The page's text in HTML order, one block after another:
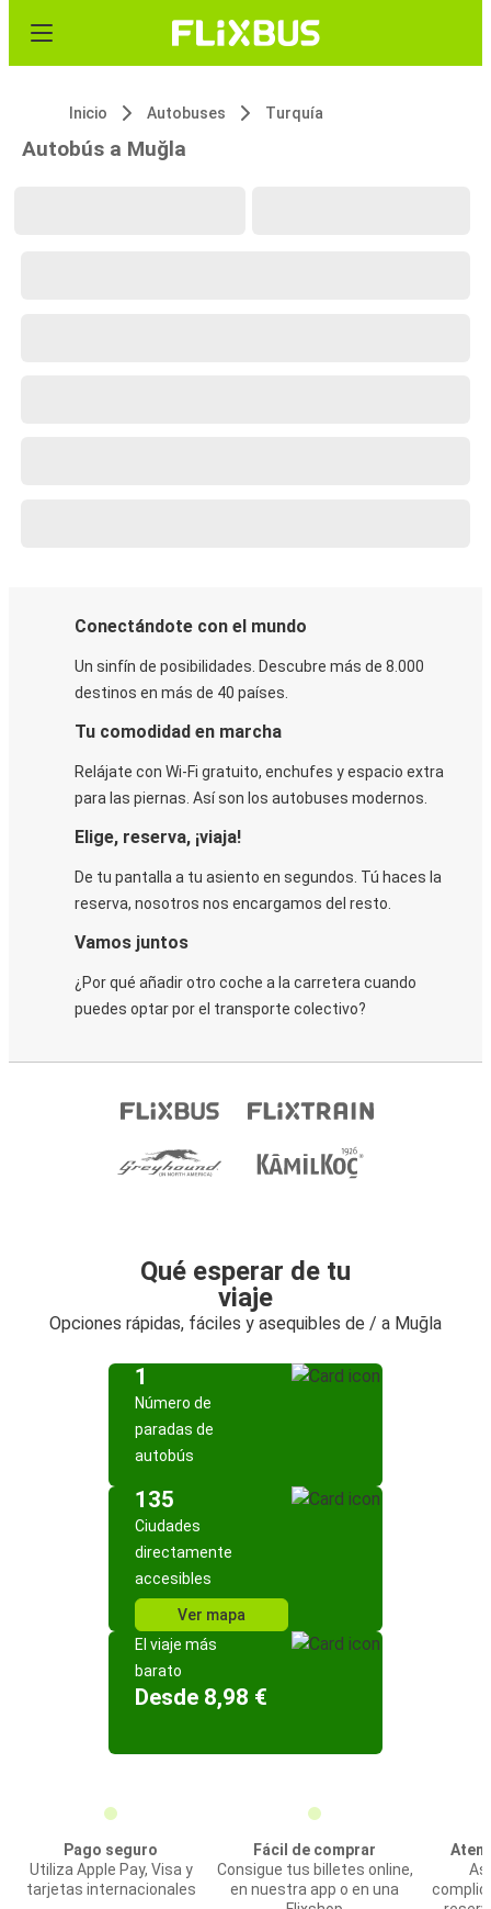
Inicio Autobuses Turquía
Autobús a Muğla
Conectándote con el mundo
Un sinfín de posibilidades. Descubre más de 8.000
destinos en más de 40 países.
Tu comodidad en marcha
Relájate con Wi-Fi gratuito, enchufes y espacio extra
para las piernas. Así son los autobuses modernos.
Elige, reserva, ¡viaja!
De tu pantalla a tu asiento en segundos. Tú haces la
reserva, nosotros nos encargamos del resto.
Vamos juntos
¿Por qué añadir otro coche a la carretera cuando
puedes optar por el transporte colectivo?
Qué esperar de tu
viaje
Opciones rápidas, fáciles y asequibles de / a Muğla
1
Número de
paradas de
autobús
135
Ciudades
directamente
accesibles
Ver mapa
El viaje más
barato
Desde 8,98 €
Pago seguro
Utiliza Apple Pay, Visa y
tarjetas internacionales
Fácil de comprar
Consigue tus billetes online,
en nuestra app o en una